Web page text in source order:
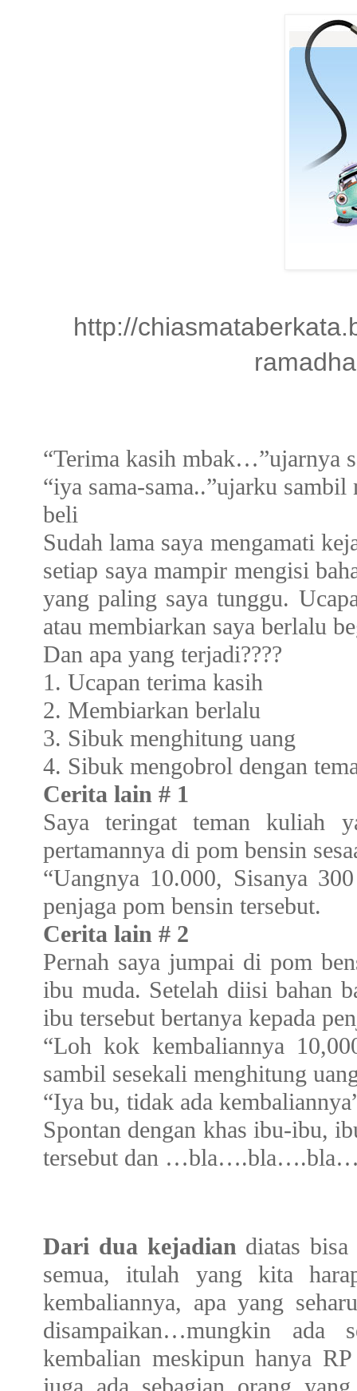
http://
“Terima kasih mbak…”ujarnya
“iya sama-sama..”ujarku
beli
Sudah lama saya mengamati
setiap saya mampir mengisi
yang paling saya tunggu.
atau membiarkan saya berlalu
Dan apa yang terjadi????
1. Ucapan terima kasih
2. Membiarkan berlalu
3. Sibuk menghitung uang
4. Sibuk mengobrol dengan
Cerita lain # 1
Saya teringat teman kuliah
pertamannya di pom bensin
“Uangnya 10.000, Sisanya
penjaga pom bensin tersebut.
Cerita lain # 2
Pernah saya jumpai di pom
ibu muda. Setelah diisi bahan
ibu tersebut bertanya kepada
“Loh kok kembaliannya
sambil sesekali menghitung
“Iya bu, tidak ada
Spontan dengan khas ibu-ibu,
tersebut dan
Dari dua kejadian diatas
semua, itulah yang kita
kembaliannya, apa yang
disampaikan…mungkin ada
kembalian meskipun hanya